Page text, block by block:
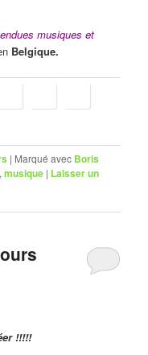
musiques et
Belgique.
| Marqué avec Boris
,musique | Laisser un
!!!!!